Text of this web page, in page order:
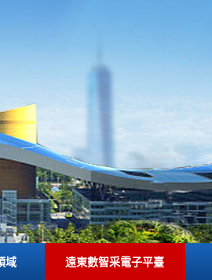
域 遠東數智采電子平臺